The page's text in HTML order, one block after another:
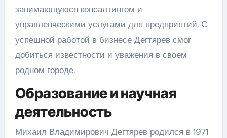
занимающуюся консалтингом и
управленческими услугами для предприятий. С
успешной работой в бизнесе Дегтярев смог
добиться известности и уважения в своем
родном городе.
Образование и научная
деятельность
Михаил Владимирович Дегтярев родился в 1971